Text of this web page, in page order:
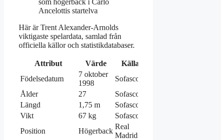
som högerback i Carlo
Ancelottis startelva
Här är Trent Alexander-Arnolds
viktigaste spelardata, samlad från
officiella källor och statistikdatabaser.
Attribut Värde
Källa
Födelsedatum
7 oktober
1998
Sofascore
Ålder
27
Sofascore
Längd
1,75 m
Sofascore
Vikt
67 kg
Sofascore
Position
Högerback
Real
Madrid